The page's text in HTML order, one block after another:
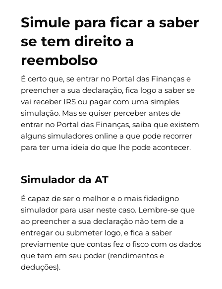
Simule para ficar a saber
se tem direito a
reembolso
É certo que, se entrar no Portal das Finanças e
preencher a sua declaração, fica logo a saber se
vai receber IRS ou pagar com uma simples
simulação. Mas se quiser perceber antes de
entrar no Portal das Finanças, saiba que existem
alguns simuladores online a que pode recorrer
para ter uma ideia do que lhe pode acontecer.
Simulador da AT
É capaz de ser o melhor e o mais fidedigno
simulador para usar neste caso. Lembre-se que
ao preencher a sua declaração não tem de a
entregar ou submeter logo, e fica a saber
previamente que contas fez o fisco com os dados
que tem em seu poder (rendimentos e
deduções).